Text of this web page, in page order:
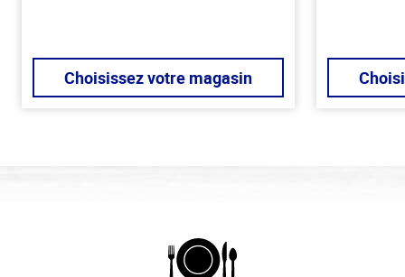
Choisissez votre magasin